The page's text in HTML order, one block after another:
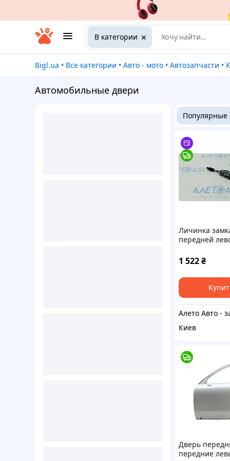
В категории
Bigl.ua • Все категории • Авто - мото • Автозапчасти •
Автомобильные двери
Популярные
Личинка
передней
Q7 16-26
1 522₴
Киев
Дверь
передние